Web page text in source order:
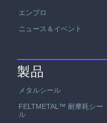
エンプロ
ニュース＆イベント
製品
メタルシール
FELTMETAL™ 耐摩耗シー
ル